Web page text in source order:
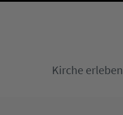
Kirche erleben